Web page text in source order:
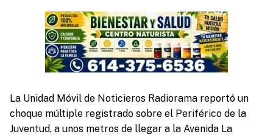
La Unidad Móvil de Noticieros Radiorama reportó un
choque múltiple registrado sobre el Periférico de la
Juventud, a unos metros de llegar a la Avenida La